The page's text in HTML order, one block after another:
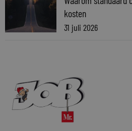
kosten
31 juli 2026